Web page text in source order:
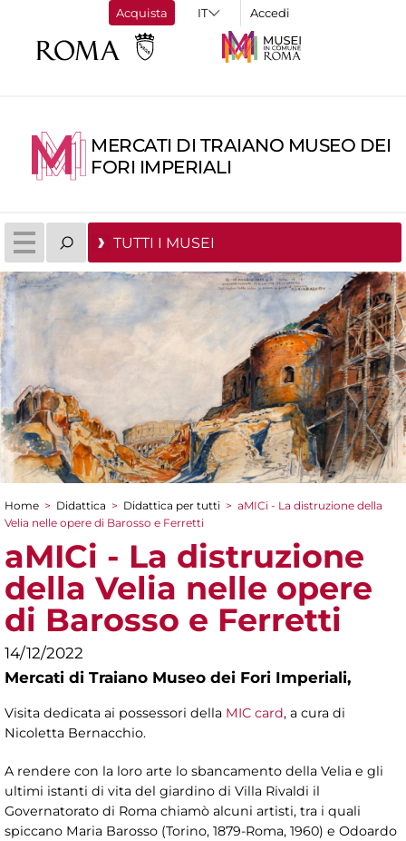
Acquista Accedi
MERCATI DI TRAIANO MUSEO DEI
FORI IMPERIALI
TUTTI I MUSEI
Tu sei qui
Home > Didattica > Didattica per tutti > aMICi - La distruzione della
Velia nelle opere di Barosso e Ferretti
aMICi - La distruzione
della Velia nelle opere
di Barosso e Ferretti
14/12/2022
Mercati di Traiano Museo dei Fori Imperiali,
Visita dedicata ai possessori della MIC card, a cura di
Nicoletta Bernacchio.
A rendere con la loro arte lo sbancamento della Velia e gli
ultimi istanti di vita del giardino di Villa Rivaldi il
Governatorato di Roma chiamò alcuni artisti, tra i quali
spiccano Maria Barosso (Torino, 1879-Roma, 1960) e Odoardo